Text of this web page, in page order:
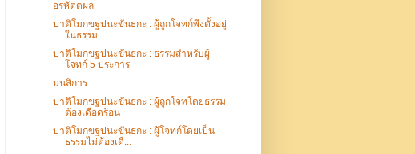
อรหัตตผล
ปาติโมกขฐปนะขันธกะ : ผู้ถูกโจทก์พึงตั้งอยู่
ในธรรม ...
ปาติโมกขฐปนะขันธกะ : ธรรมสำหรับผู้
โจทก์ 5 ประการ
มนสิการ
ปาติโมกขฐปนะขันธกะ : ผู้ถูกโจทโดยธรรม
ต้องเดือดร้อน
ปาติโมกขฐปนะขันธกะ : ผู้โจทก์โดยเป็น
ธรรมไม่ต้องเดื...